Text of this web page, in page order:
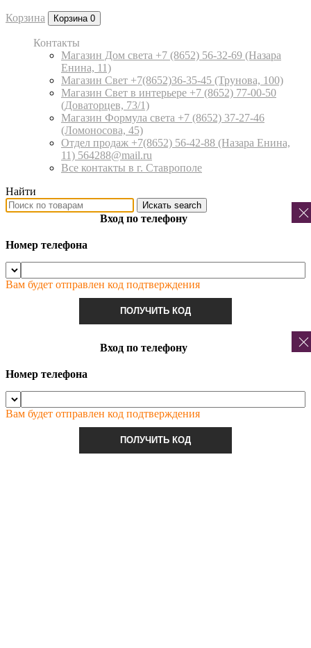
Корзина Корзина 0
Контакты
Магазин Дом света +7 (8652) 56-32-69 (Назара
Енина, 11)
Магазин Свет +7(8652)36-35-45 (Трунова, 100)
Магазин Свет в интерьере +7 (8652) 77-00-50
(Доваторцев, 73/1)
Магазин Формула света +7 (8652) 37-27-46
(Ломоносова, 45)
Отдел продаж +7(8652) 56-42-88 (Назара Енина,
11) 564288@mail.ru
Все контакты в г. Ставрополе
Найти
Искать search
Вход по телефону
Номер телефона
Вам будет отправлен код подтверждения
ПОЛУЧИТЬ КОД
Вход по телефону
Номер телефона
Вам будет отправлен код подтверждения
ПОЛУЧИТЬ КОД